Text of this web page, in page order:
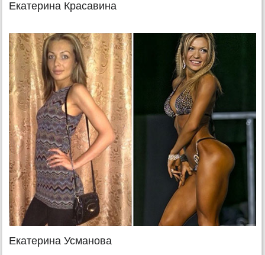
Екатерина Красавина
Екатерина Усманова